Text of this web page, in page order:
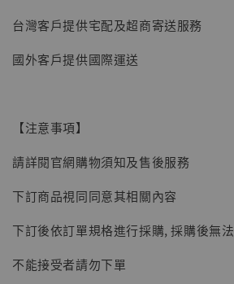
【現貨】BJSTUDIO 1/6系列
NT$ 4,980
NT$ 5,300
台灣客戶提供宅配及超商寄送服務
國外客戶提供國際運送
【注意事項】
請詳閱官網購物須知及售後服務
下訂商品視同同意其相關內容
下訂後依訂單規格進行採購, 採購後無
不能接受者請勿下單